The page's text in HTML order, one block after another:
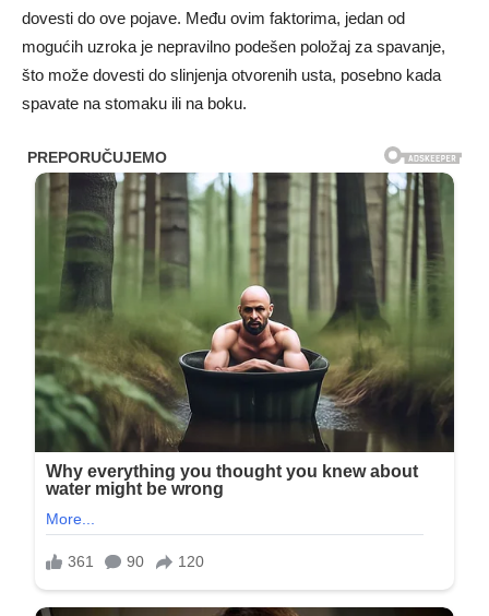
dovesti do ove pojave. Među ovim faktorima, jedan od
mogućih uzroka je nepravilno podešen položaj za spavanje,
što može dovesti do slinjenja otvorenih usta, posebno kada
spavate na stomaku ili na boku.